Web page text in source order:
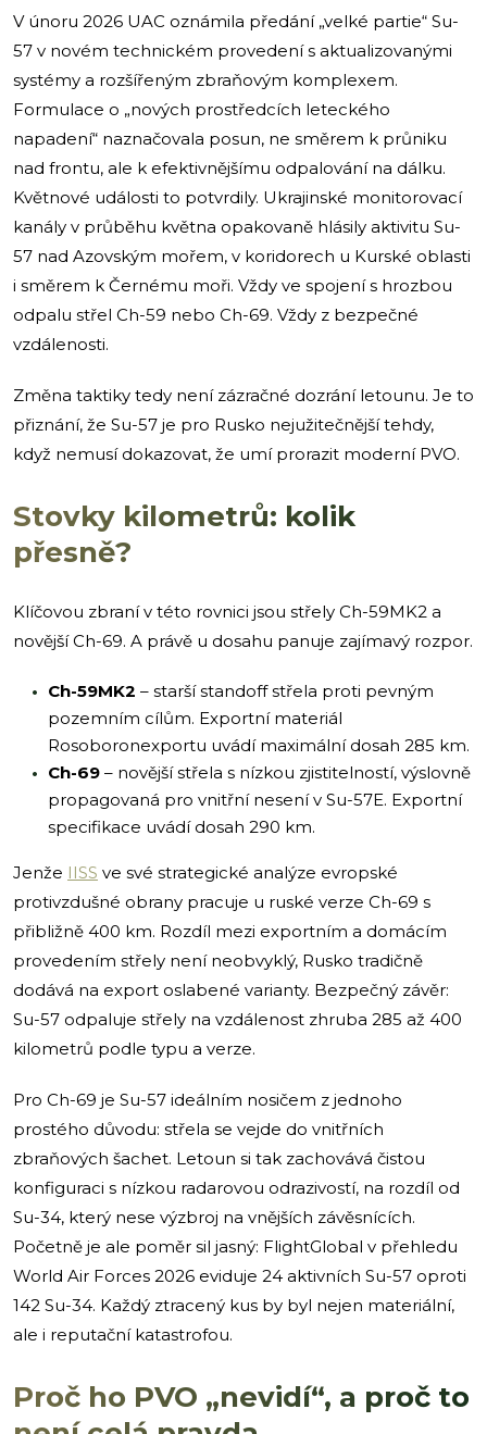
V únoru 2026 UAC oznámila předání „velké partie“ Su-
57 v novém technickém provedení s aktualizovanými
systémy a rozšířeným zbraňovým komplexem.
Formulace o „nových prostředcích leteckého
napadení“ naznačovala posun, ne směrem k průniku
nad frontu, ale k efektivnějšímu odpalování na dálku.
Květnové události to potvrdily. Ukrajinské monitorovací
kanály v průběhu května opakovaně hlásily aktivitu Su-
57 nad Azovským mořem, v koridorech u Kurské oblasti
i směrem k Černému moři. Vždy ve spojení s hrozbou
odpalu střel Ch-59 nebo Ch-69. Vždy z bezpečné
vzdálenosti.
Změna taktiky tedy není zázračné dozrání letounu. Je to
přiznání, že Su-57 je pro Rusko nejužitečnější tehdy,
když nemusí dokazovat, že umí prorazit moderní PVO.
Stovky kilometrů: kolik
přesně?
Klíčovou zbraní v této rovnici jsou střely Ch-59MK2 a
novější Ch-69. A právě u dosahu panuje zajímavý rozpor.
Ch-59MK2 – starší standoff střela proti pevným
pozemním cílům. Exportní materiál
Rosoboronexportu uvádí maximální dosah 285 km.
Ch-69 – novější střela s nízkou zjistitelností, výslovně
propagovaná pro vnitřní nesení v Su-57E. Exportní
specifikace uvádí dosah 290 km.
Jenže IISS ve své strategické analýze evropské
protivzdušné obrany pracuje u ruské verze Ch-69 s
přibližně 400 km. Rozdíl mezi exportním a domácím
provedením střely není neobvyklý, Rusko tradičně
dodává na export oslabené varianty. Bezpečný závěr:
Su-57 odpaluje střely na vzdálenost zhruba 285 až 400
kilometrů podle typu a verze.
Pro Ch-69 je Su-57 ideálním nosičem z jednoho
prostého důvodu: střela se vejde do vnitřních
zbraňových šachet. Letoun si tak zachovává čistou
konfiguraci s nízkou radarovou odrazivostí, na rozdíl od
Su-34, který nese výzbroj na vnějších závěsnících.
Početně je ale poměr sil jasný: FlightGlobal v přehledu
World Air Forces 2026 eviduje 24 aktivních Su-57 oproti
142 Su-34. Každý ztracený kus by byl nejen materiální,
ale i reputační katastrofou.
Proč ho PVO „nevidí“, a proč to